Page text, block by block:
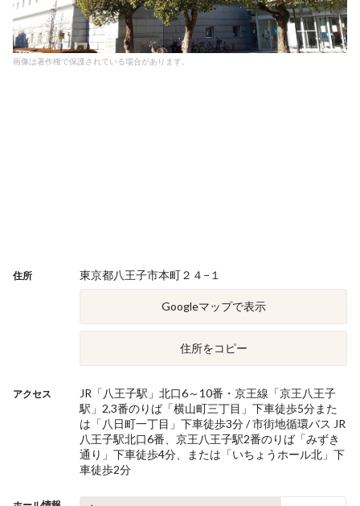
画像は著作権で保護されている場合があります。
住所 東京都八王子市本町２４−１
Googleマップで表示
住所をコピー
アクセス
JR「八王子駅」北口6～10番・京王線「京王八王子
駅」2,3番のりば「横山町三丁目」下車徒歩5分また
は「八日町一丁目」下車徒歩3分 / 市街地循環バス JR
八王子駅北口6番、京王八王子駅2番のりば「みずき
通り」下車徒歩4分、または「いちょうホール北」下
車徒歩2分